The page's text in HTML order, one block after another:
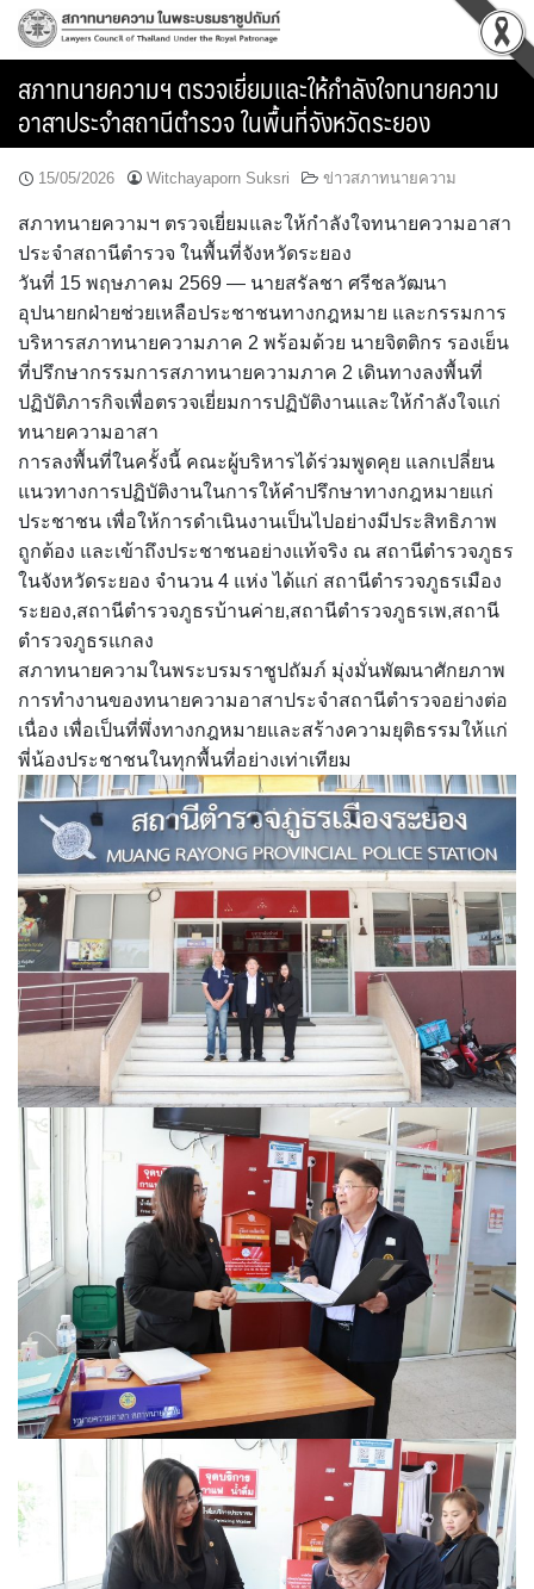
Skip
สภาทนายความฯ ตรวจเยี่ยมและให้กำลังใจทนายความ
อาสาประจำสถานีตำรวจ ในพื้นที่จังหวัดระยอง
15/05/2026 Witchayaporn Suksri ข่าวสภาทนายความ
สภาทนายความฯ ตรวจเยี่ยมและให้กำลังใจทนายความอาสา
ประจำสถานีตำรวจ ในพื้นที่จังหวัดระยอง
วันที่ 15 พฤษภาคม 2569 — นายสรัลชา ศรีชลวัฒนา
อุปนายกฝ่ายช่วยเหลือประชาชนทางกฎหมาย และกรรมการ
บริหารสภาทนายความภาค 2 พร้อมด้วย นายจิตติกร รองเย็น
ที่ปรึกษากรรมการสภาทนายความภาค 2 เดินทางลงพื้นที่
ปฏิบัติภารกิจเพื่อตรวจเยี่ยมการปฏิบัติงานและให้กำลังใจแก่
ทนายความอาสา
การลงพื้นที่ในครั้งนี้ คณะผู้บริหารได้ร่วมพูดคุย แลกเปลี่ยน
แนวทางการปฏิบัติงานในการให้คำปรึกษาทางกฎหมายแก่
ประชาชน เพื่อให้การดำเนินงานเป็นไปอย่างมีประสิทธิภาพ
ถูกต้อง และเข้าถึงประชาชนอย่างแท้จริง ณ สถานีตำรวจภูธร
ในจังหวัดระยอง จำนวน 4 แห่ง ได้แก่ สถานีตำรวจภูธรเมือง
ระยอง,สถานีตำรวจภูธรบ้านค่าย,สถานีตำรวจภูธรเพ,สถานี
ตำรวจภูธรแกลง
สภาทนายความในพระบรมราชูปถัมภ์ มุ่งมั่นพัฒนาศักยภาพ
การทำงานของทนายความอาสาประจำสถานีตำรวจอย่างต่อ
เนื่อง เพื่อเป็นที่พึ่งทางกฎหมายและสร้างความยุติธรรมให้แก่
พี่น้องประชาชนในทุกพื้นที่อย่างเท่าเทียม